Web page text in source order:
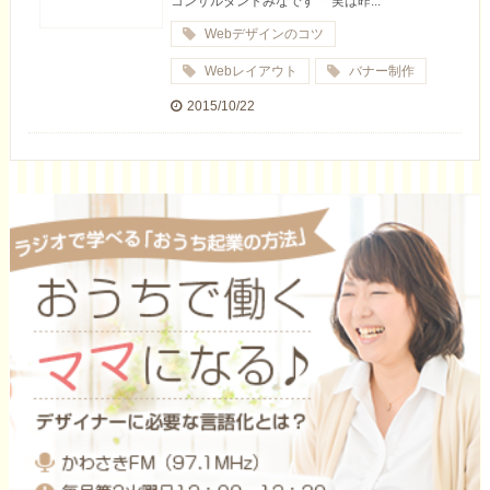
Webデザインのコツ
Webレイアウト バナー制作
2015/10/22